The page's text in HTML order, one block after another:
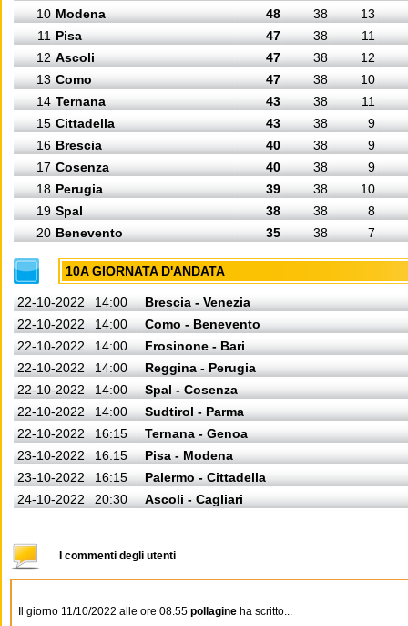
10 Modena 48 38
13
11 Pisa 47 38
11
12 Ascoli 47 38
12
13 Como 47 38
10
14 Ternana 43 38
11
15 Cittadella 43 38
9
16 Brescia 40 38
9
17 Cosenza 40 38
9
18 Perugia 39 38
10
19 Spal 38 38
8
20 Benevento 35 38 7
10A GIORNATA D'ANDATA
22-10-2022 14:00
Brescia - Venezia
22-10-2022
14:00
Como - Benevento
22-10-2022
14:00
Frosinone - Bari
22-10-2022
14:00
Reggina - Perugia
22-10-2022
14:00
Spal - Cosenza
22-10-2022
14:00
Sudtirol - Parma
22-10-2022
16:15
Ternana - Genoa
23-10-2022
16.15
Pisa - Modena
23-10-2022
16:15
Palermo - Cittadella
24-10-2022
20:30 Ascoli - Cagliari
I commenti degli utenti
Il giorno 11/10/2022 alle ore 08.55 pollagine ha scritto...